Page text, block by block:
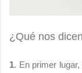
¿Qué nos
1. En primer lugar,